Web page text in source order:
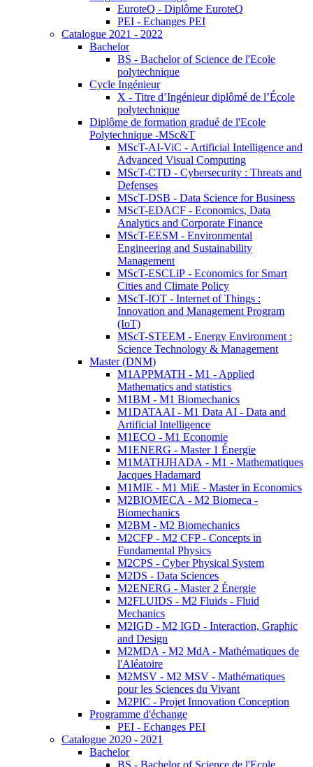
EuroteQ - Diplôme EuroteQ
PEI - Echanges PEI
Catalogue 2021 - 2022
Bachelor
BS - Bachelor of Science de l'Ecole
polytechnique
Cycle Ingénieur
X - Titre d’Ingénieur diplômé de l’École
polytechnique
Diplôme de formation gradué de l'Ecole
Polytechnique -MSc&T
MScT-AI-ViC - Artificial Intelligence and
Advanced Visual Computing
MScT-CTD - Cybersecurity : Threats and
Defenses
MScT-DSB - Data Science for Business
MScT-EDACF - Economics, Data
Analytics and Corporate Finance
MScT-EESM - Environmental
Engineering and Sustainability
Management
MScT-ESCLiP - Economics for Smart
Cities and Climate Policy
MScT-IOT - Internet of Things :
Innovation and Management Program
(IoT)
MScT-STEEM - Energy Environment :
Science Technology & Management
Master (DNM)
M1APPMATH - M1 - Applied
Mathematics and statistics
M1BM - M1 Biomechanics
M1DATAAI - M1 Data AI - Data and
Artificial Intelligence
M1ECO - M1 Economie
M1ENERG - Master 1 Énergie
M1MATHJHADA - M1 - Mathematiques
Jacques Hadamard
M1MIE - M1 MiE - Master in Economics
M2BIOMECA - M2 Biomeca -
Biomechanics
M2BM - M2 Biomechanics
M2CFP - M2 CFP - Concepts in
Fundamental Physics
M2CPS - Cyber Physical System
M2DS - Data Sciences
M2ENERG - Master 2 Énergie
M2FLUIDS - M2 Fluids - Fluid
Mechanics
M2IGD - M2 IGD - Interaction, Graphic
and Design
M2MDA - M2 MdA - Mathématiques de
l'Aléatoire
M2MSV - M2 MSV - Mathématiques
pour les Sciences du Vivant
M2PIC - Projet Innovation Conception
Programme d'échange
PEI - Echanges PEI
Catalogue 2020 - 2021
Bachelor
BS - Bachelor of Science de l'Ecole